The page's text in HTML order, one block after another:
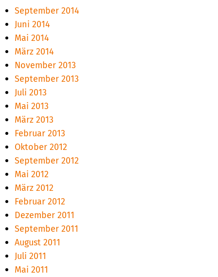
September 2014
Juni 2014
Mai 2014
März 2014
November 2013
September 2013
Juli 2013
Mai 2013
März 2013
Februar 2013
Oktober 2012
September 2012
Mai 2012
März 2012
Februar 2012
Dezember 2011
September 2011
August 2011
Juli 2011
Mai 2011